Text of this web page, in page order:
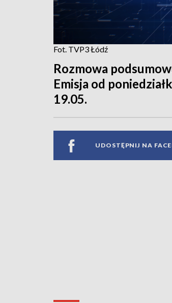
Fot. TVP3 Łódź
Rozmowa
Emisja od
19.05.
UDOSTĘPNIJ NA